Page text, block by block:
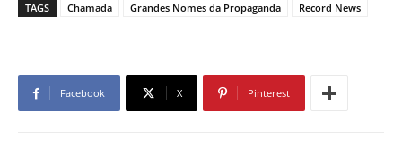
TAGS Chamada Grandes Nomes da Propaganda Record News
Facebook X Pinterest